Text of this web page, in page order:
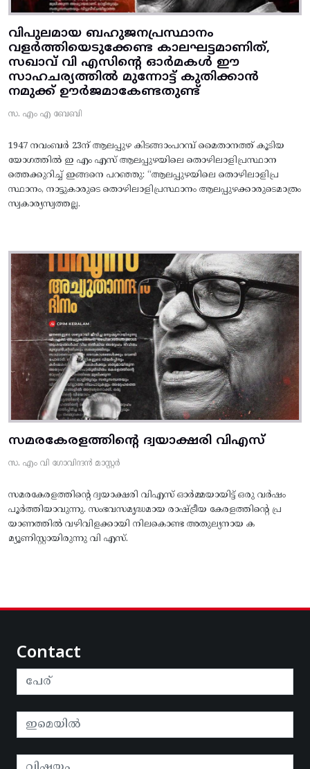
വിപുലമായ ബഹുജനപ്രസ്ഥാനം
വളർത്തിയെടുക്കേണ്ട കാലഘട്ടമാണിത്,
സഖാവ് വി എസിന്റെ ഓർമകൾ ഈ
സാഹചര്യത്തിൽ മുന്നോട്ട്‌ കുതിക്കാൻ
നമുക്ക് ഊർജമാകേണ്ടതുണ്ട്
സ. എം എ ബേബി
1947 നവംബർ 23ന് ആലപ്പുഴ കിടങ്ങാംപറമ്പ്‌ മൈതാനത്ത്‌ കൂടിയ
യോഗത്തിൽ ഇ എം എസ് ആലപ്പുഴയിലെ തൊഴിലാളിപ്രസ്ഥാന
ത്തെക്കുറിച്ച് ഇങ്ങനെ പറഞ്ഞു: “ആലപ്പുഴയിലെ തൊഴിലാളിപ്ര
സ്ഥാനം, നാട്ടുകാരുടെ തൊഴിലാളിപ്രസ്ഥാനം ആലപ്പുഴക്കാരുടെമാത്രം
സ്വകാര്യസ്വത്തല്ല.
സമരകേരളത്തിൻ്റെ ദ്വയാക്ഷരി വിഎസ്
സ. എം വി ഗോവിന്ദൻ മാസ്റ്റർ
സമരകേരളത്തിൻ്റെ ദ്വയാക്ഷരി വിഎസ് ഓർമ്മയായിട്ട് ഒരു വർഷം
പൂർത്തിയാവുന്നു. സംഭവസമൃദ്ധമായ രാഷ്ട്രീയ കേരളത്തിന്റെ പ്ര
യാണത്തിൽ വഴിവിളക്കായി നിലകൊണ്ട അതുല്യനായ ക
മ്യൂണിസ്റ്റായിരുന്നു വി എസ്.
Contact